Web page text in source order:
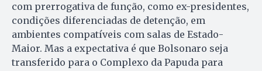
com prerrogativa de função, como ex-presidentes,
condições diferenciadas de detenção, em
ambientes compatíveis com salas de Estado-
Maior. Mas a expectativa é que Bolsonaro seja
transferido para o Complexo da Papuda para